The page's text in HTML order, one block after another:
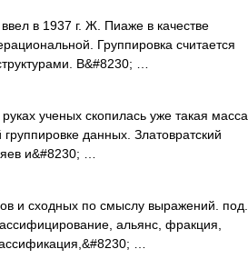
в 1937 г. Ж. Пиаже в качестве
Группировка считается
В&#8230; …
ученых скопилась уже такая масса
данных. Златовратский
и&#8230; …
и сходных по смыслу выражений. под.
альянс, фракция,
…